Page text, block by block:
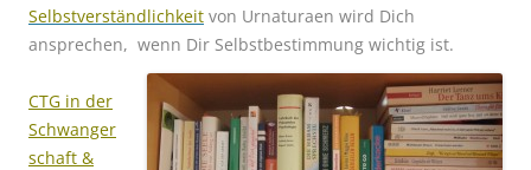
Selbstverständlichkeit von Urnaturaen wird Dich
ansprechen, wenn Dir Selbstbestimmung wichtig ist.
CTG in der
Schwanger
schaft &